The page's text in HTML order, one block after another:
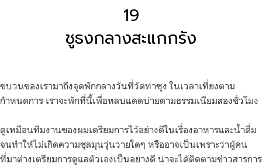
19
ชูธงกลางสะแกกรัง
ขบวนของเรามาถึงจุดพักกลางวันที่วัดท่าซุง ในเวลาเที่ยงตาม
กำหนดการ เราจะพักที่นี้เพื่อหลบแดดบ่ายตามธรรมเนียมสองชั่วโมง
ดูเหมือนทีมงานของผมเตรียมการไว้อย่างดีในเรื่องอาหารและน้ำดื่ม
จนทำให้ไม่เกิดความชุลมุนวุ่นวายใดๆ หรืออาจเป็นเพราะว่าผู้คน
ที่มาต่างเตรียมการดูแลตัวเองเป็นอย่างดี น่าจะได้ติดตามข่าวสารการ